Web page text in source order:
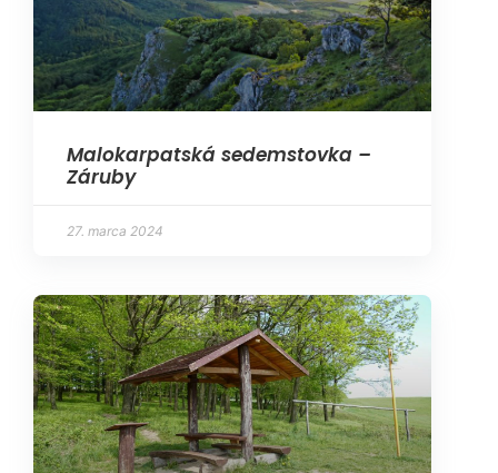
Malokarpatská sedemstovka –
Záruby
27. marca 2024